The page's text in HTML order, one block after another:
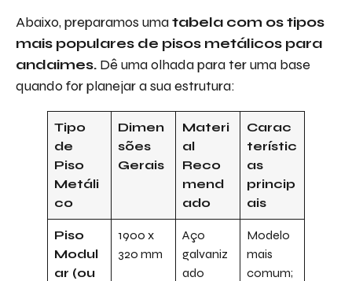
Abaixo, preparamos umatabela com os tipos
mais populares de pisos metálicos para
andaimes. Dê uma olhada para ter uma base
quando for planejar a sua estrutura:
Tipo
de
Piso
Metáli
co
Dimen
sões
Gerais
Materi
al
Reco
mend
ado
Carac
terístic
as
princip
ais
Piso
Modul
ar (ou
1900 x
320 mm
Aço
galvaniz
ado
Modelo
mais
comum;